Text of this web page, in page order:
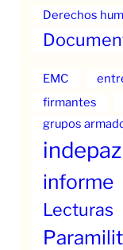
Derechos
EMC
firmantes
grupos
indepaz
informe
Lecturas